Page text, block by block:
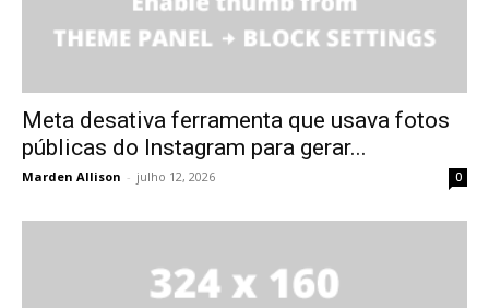
Meta desativa ferramenta que usava fotos
públicas do Instagram para gerar...
Marden Allison - julho 12, 2026 0